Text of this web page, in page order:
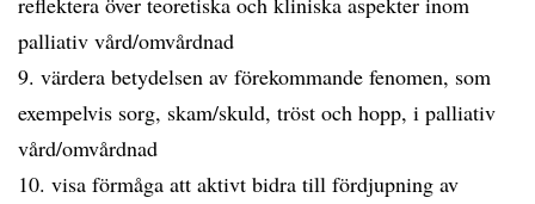
palliativ vård/omvårdnad
9. värdera betydelsen av förekommande fenomen, som
exempelvis sorg, skam/skuld, tröst och hopp, i palliativ
vård/omvårdnad
10. visa förmåga att aktivt bidra till fördjupning av